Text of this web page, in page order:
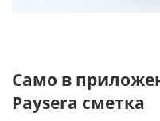
Само в
Paysera сметка